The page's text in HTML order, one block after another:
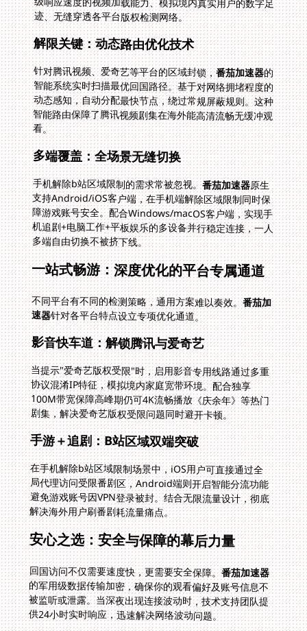
迹、无缝穿透各平台版权检测网络。
解限关键：动态路由优化技术
针对腾讯视频、爱奇艺等平台的区域封锁，番茄加速器的
智能系统实时扫描最优回国路径。基于对网络拥堵程度的
动态感知，自动分配最快节点，绕过常规屏蔽规则。这种
智能路由保障了腾讯视频剧集在海外能高清流畅无缓冲观
看。
多端覆盖：全场景无缝切换
手机解除b站区域限制的需求常被忽视。番茄加速器原生
支持Android/iOS客户端，在手机端解除区域限制同时保
障游戏账号安全。配合Windows/macOS客户端，实现手
机追剧+电脑工作+平板娱乐的多设备并行稳定连接，一人
多端自由切换不被挤下线。
一站式畅游：深度优化的平台专属通道
不同平台有不同的检测策略，通用方案难以奏效。番茄加
速器针对各平台特点设立专项优化通道。
影音快车道：解锁腾讯与爱奇艺
当提示"爱奇艺版权受限"时，启用影音专用线路通过多重
协议混淆IP特征，模拟境内家庭宽带环境。配合独享
100M带宽保障高峰期仍可4K流畅播放《庆余年》等热门
剧集，解决爱奇艺版权受限问题同时避开卡顿。
手游＋追剧：B站区域双端突破
在手机解除b站区域限制场景中，iOS用户可直接通过全
局代理访问受限番剧区，Android端则开启智能分流功能
避免游戏账号因VPN登录被封。结合无限流量设计，彻底
解决海外用户刷番剧耗流量痛点。
安心之选：安全与保障的幕后力量
回国访问不仅需要速度快，更需要安全保障。番茄加速器
的军用级数据传输加密，确保你的观看偏好及账号信息不
被监听或泄露。当深夜出现连接波动时，技术支持团队提
供24小时实时响应，迅速解决网络波动问题。